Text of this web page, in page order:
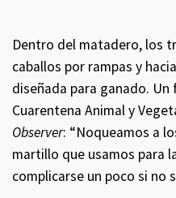
Dentro del matadero, los
caballos por rampas y
diseñada para ganado.
Cuarentena Animal y
Observer: “Noqueamos a
martillo que usamos para
complicarse un poco si no